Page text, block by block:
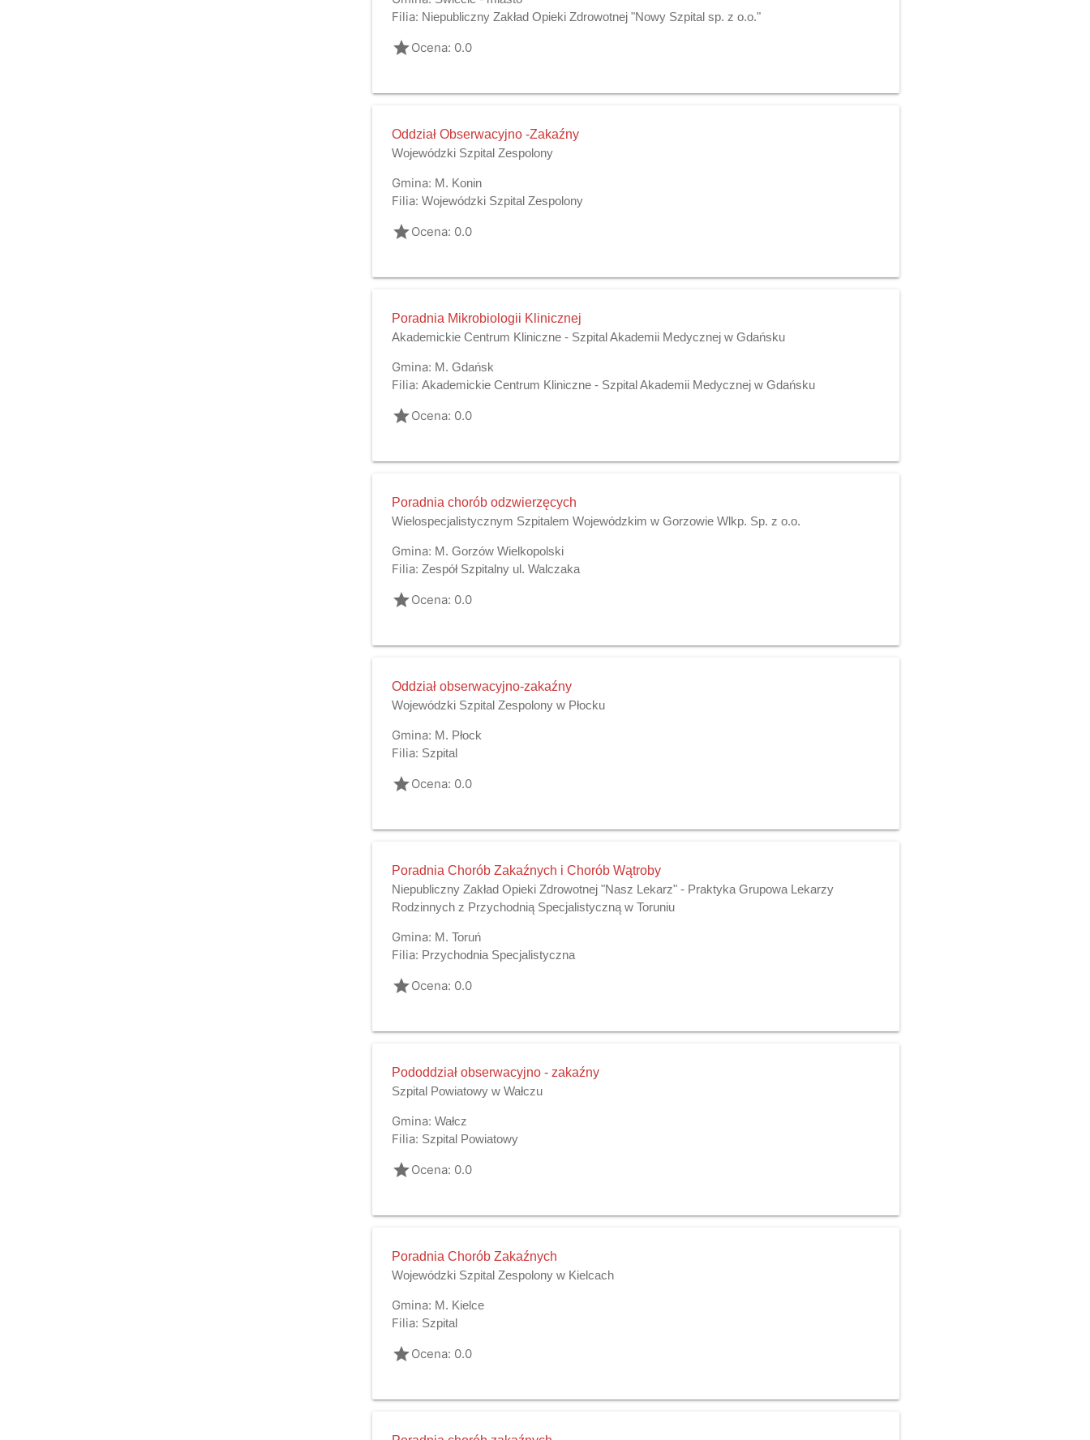
Filia: Niepubliczny Zakład Opieki Zdrowotnej "Nowy Szpital sp. z o.o."
gradeOcena: 0.0
Oddział Obserwacyjno -Zakaźny
Wojewódzki Szpital Zespolony
Gmina: M. Konin
Filia: Wojewódzki Szpital Zespolony
gradeOcena: 0.0
Poradnia Mikrobiologii Klinicznej
Akademickie Centrum Kliniczne - Szpital Akademii Medycznej w Gdańsku
Gmina: M. Gdańsk
Filia: Akademickie Centrum Kliniczne - Szpital Akademii Medycznej w Gdańsku
gradeOcena: 0.0
Poradnia chorób odzwierzęcych
Wielospecjalistycznym Szpitalem Wojewódzkim w Gorzowie Wlkp. Sp. z o.o.
Gmina: M. Gorzów Wielkopolski
Filia: Zespół Szpitalny ul. Walczaka
gradeOcena: 0.0
Oddział obserwacyjno-zakaźny
Wojewódzki Szpital Zespolony w Płocku
Gmina: M. Płock
Filia: Szpital
gradeOcena: 0.0
Poradnia Chorób Zakaźnych i Chorób Wątroby
Niepubliczny Zakład Opieki Zdrowotnej "Nasz Lekarz" - Praktyka Grupowa Lekarzy
Rodzinnych z Przychodnią Specjalistyczną w Toruniu
Gmina: M. Toruń
Filia: Przychodnia Specjalistyczna
gradeOcena: 0.0
Pododdział obserwacyjno - zakaźny
Szpital Powiatowy w Wałczu
Gmina: Wałcz
Filia: Szpital Powiatowy
gradeOcena: 0.0
Poradnia Chorób Zakaźnych
Wojewódzki Szpital Zespolony w Kielcach
Gmina: M. Kielce
Filia: Szpital
gradeOcena: 0.0